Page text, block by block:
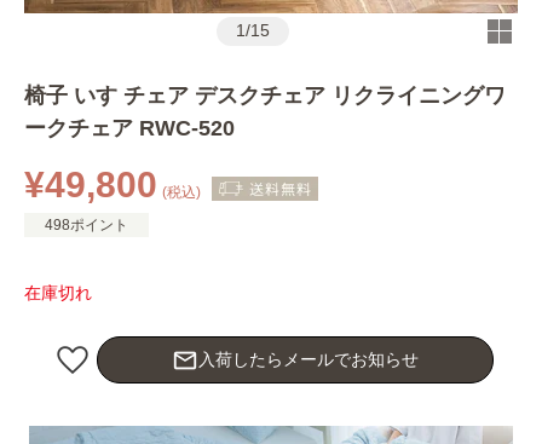
1/15
椅子 いす チェア デスクチェア リクライニングワ
ークチェア RWC-520
¥49,800 (税込)
498ポイント
在庫切れ
mail_outline 入荷したらメールでお知らせ